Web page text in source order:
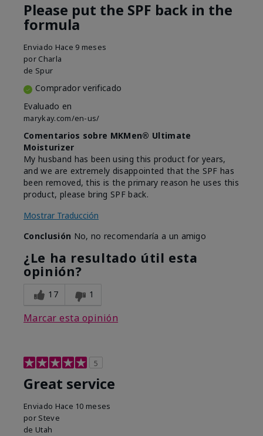
Please put the SPF back in the
formula
Enviado Hace 9 meses
por Charla
de Spur
Comprador verificado
Evaluado en
marykay.com/en-us/
Comentarios sobre MKMen® Ultimate
Moisturizer
My husband has been using this product for years,
and we are extremely disappointed that the SPF has
been removed, this is the primary reason he uses this
product, please bring SPF back.
Mostrar Traducción
Conclusión No, no recomendaría a un amigo
¿Le ha resultado útil esta
opinión?
17 1
Marcar esta opinión
5
Great service
Enviado Hace 10 meses
por Steve
de Utah